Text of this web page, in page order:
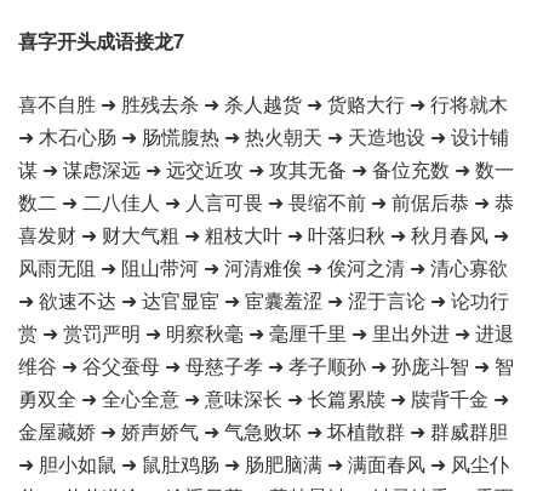
喜字开头成语接龙7
喜不自胜 ➜ 胜残去杀 ➜ 杀人越货 ➜ 货赂大行 ➜ 行将就木
➜ 木石心肠 ➜ 肠慌腹热 ➜ 热火朝天 ➜ 天造地设 ➜ 设计铺
谋 ➜ 谋虑深远 ➜ 远交近攻 ➜ 攻其无备 ➜ 备位充数 ➜ 数一
数二 ➜ 二八佳人 ➜ 人言可畏 ➜ 畏缩不前 ➜ 前倨后恭 ➜ 恭
喜发财 ➜ 财大气粗 ➜ 粗枝大叶 ➜ 叶落归秋 ➜ 秋月春风 ➜
风雨无阻 ➜ 阻山带河 ➜ 河清难俟 ➜ 俟河之清 ➜ 清心寡欲
➜ 欲速不达 ➜ 达官显宦 ➜ 宦囊羞涩 ➜ 涩于言论 ➜ 论功行
赏 ➜ 赏罚严明 ➜ 明察秋毫 ➜ 毫厘千里 ➜ 里出外进 ➜ 进退
维谷 ➜ 谷父蚕母 ➜ 母慈子孝 ➜ 孝子顺孙 ➜ 孙庞斗智 ➜ 智
勇双全 ➜ 全心全意 ➜ 意味深长 ➜ 长篇累牍 ➜ 牍背千金 ➜
金屋藏娇 ➜ 娇声娇气 ➜ 气急败坏 ➜ 坏植散群 ➜ 群威群胆
➜ 胆小如鼠 ➜ 鼠肚鸡肠 ➜ 肠肥脑满 ➜ 满面春风 ➜ 风尘仆